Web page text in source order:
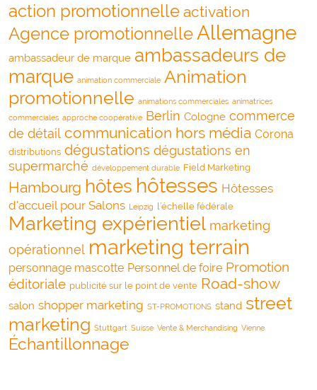
action promotionnelle activation
Agence promotionnelleAllemagne
ambassadeur de marque ambassadeurs de
marque animation commerciale Animation
promotionnelle animations commerciales animatrices
commerciales approche coopérative Berlin Cologne commerce
de détail communication hors média Corona
distributions dégustations dégustations en
supermarché développement durable Field Marketing
Hambourg hôtes hôtesses Hôtesses
d'accueil pour Salons Leipzig l’échelle fédérale
Marketing expérientiel marketing
opérationnel marketing terrain
personnage mascotte Personnel de foire Promotion
éditoriale publicité sur le point de vente Road-show
salon shopper marketing ST-PROMOTIONS stand street
marketing Stuttgart Suisse Vente & Merchandising Vienne
Échantillonnage